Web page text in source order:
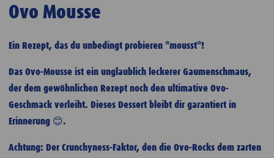
Ovo Mousse
Ein Rezept, das du unbedingt probieren *mousst*!
Das Ovo-Mousse ist ein unglaublich leckerer Gaumenschmaus,
der dem gewöhnlichen Rezept noch den ultimative Ovo-
Geschmack verleiht. Dieses Dessert bleibt dir garantiert in
Erinnerung 😊.
Achtung: Der Crunchyness-Faktor, den die Ovo-Rocks dem zarten